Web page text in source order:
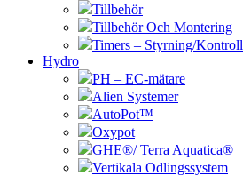
Tillbehör
Tillbehör Och Montering
Timers – Styrning/Kontroll
Hydro
PH – EC-mätare
Alien Systemer
AutoPot™
Oxypot
GHE®/ Terra Aquatica®
Vertikala Odlingssystem